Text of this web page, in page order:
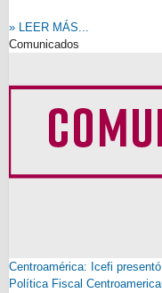
» LEER MÁS...
Comunicados
Centroamérica: Icefi
Política Fiscal